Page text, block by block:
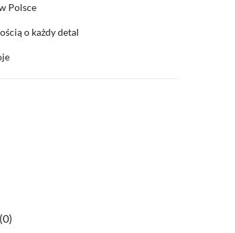
Polsce
o każdy detal